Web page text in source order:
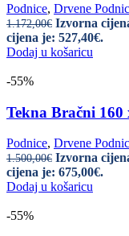
Podnice, Drvene
1.172,00€ Izvorna
cijena je: 527,40€.
Dodaj u košaricu
-55%
Tekna Bračni 160
Podnice, Drvene
1.500,00€ Izvorna
cijena je: 675,00€.
Dodaj u košaricu
-55%